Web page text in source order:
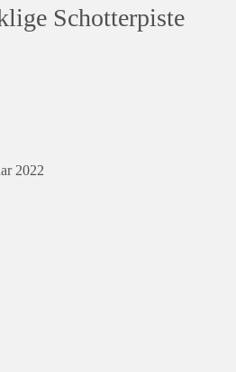
Schotterpiste
2022